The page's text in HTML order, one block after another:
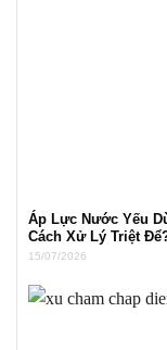
Áp Lực Nước Yếu
Cách Xử Lý Triệt
15/07/2026